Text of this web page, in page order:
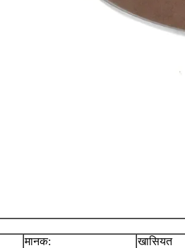
मानक:
खासियत